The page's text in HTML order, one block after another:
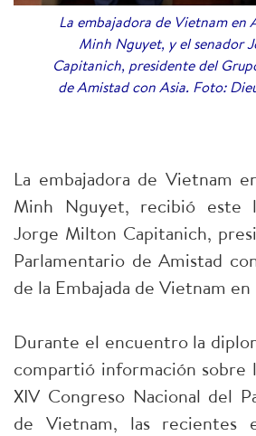
La embajadora de Vietnam en
Minh Nguyet, y el senador
Capitanich, presidente del
de Amistad con Asia. Foto:
La embajadora de Vietnam
Minh Nguyet, recibió este
Jorge Milton Capitanich,
Parlamentario de Amistad
de la Embajada de Vietnam
Durante el encuentro la
compartió información sobre
XIV Congreso Nacional del
de Vietnam, las recientes